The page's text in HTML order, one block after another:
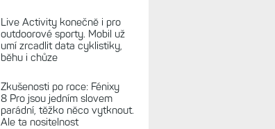
Live Activity konečně i pro
outdoorové sporty. Mobil už
umí zrcadlit data cyklistiky,
běhu i chůze
Zkušenosti po roce: Fénixy
8 Pro jsou jedním slovem
parádní, těžko něco vytknout.
Ale ta nositelnost